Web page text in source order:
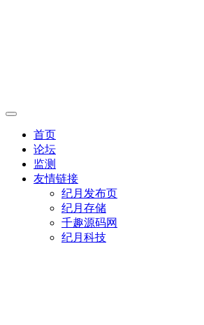
首页
论坛
监测
友情链接
纪月发布页
纪月存储
千趣源码网
纪月科技